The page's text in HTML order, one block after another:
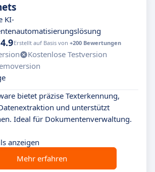
KI-
4.9Erstellt auf Basis von +200 Bewertungen
Kostenlose Testversion
bietet präzise Texterkennung,
und unterstützt
Ideal für Dokumentenverwaltung.
anzeigen
Mehr erfahren